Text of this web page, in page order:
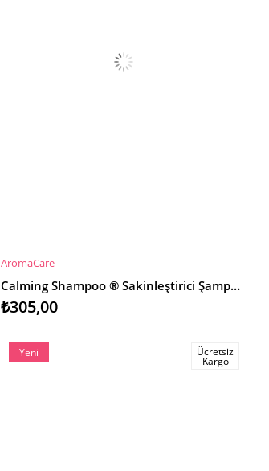
SEPETE EKLE
AromaCare
Calming Shampoo ® Sakinleştirici Şampuan
₺305,00
Yeni
Ücretsiz
Kargo